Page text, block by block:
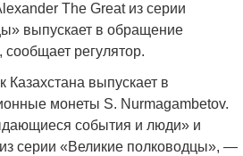
The Great из серии
выпускает в обращение
сообщает регулятор.
выпускает в
монеты S. Nurmagambetov.
события и люди» и
серии «Великие полководцы», —